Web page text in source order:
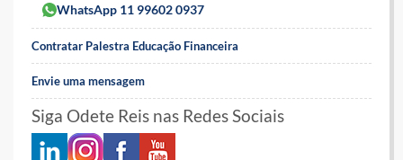
WhatsApp 11 99602 0937
Contratar Palestra Educação Financeira
Envie uma mensagem
Siga Odete Reis nas Redes Sociais